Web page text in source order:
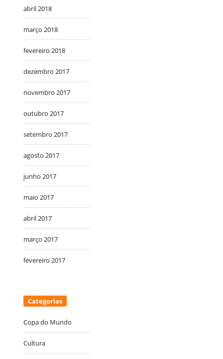
abril 2018
março 2018
fevereiro 2018
dezembro 2017
novembro 2017
outubro 2017
setembro 2017
agosto 2017
junho 2017
maio 2017
abril 2017
março 2017
fevereiro 2017
Categorias
Copa do Mundo
Cultura